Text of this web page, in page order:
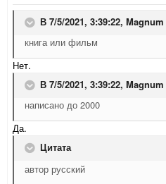
В 7/5/2021, 3:39:22, Magnum
книга или фильм
Нет.
В 7/5/2021, 3:39:22, Magnum
написано до 2000
Да.
Цитата
автор русский